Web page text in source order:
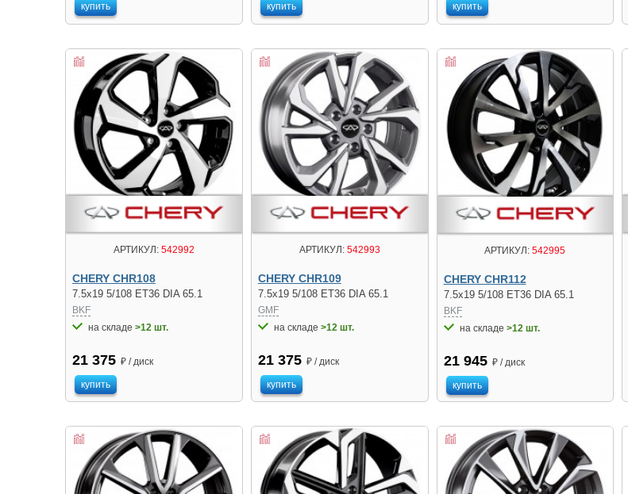
купить купить купить
АРТИКУЛ:542992
CHERY CHR108
7.5x19 5/108 ET36 DIA 65.1
BKF
на складе >12 шт.
21 375 ₽ / диск
купить
АРТИКУЛ:542993
CHERY CHR109
7.5x19 5/108 ET36 DIA 65.1
GMF
на складе >12 шт.
21 375 ₽ / диск
купить
АРТИКУЛ: 542995
CHERY CHR112
7.5x19 5/108 ET36 DIA 65.1
BKF
на складе >12 шт.
21 945 ₽ / диск
купить